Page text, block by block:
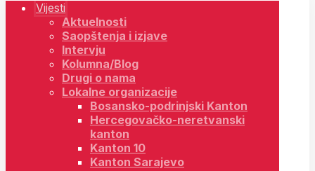
Vijesti
Aktuelnosti
Saopštenja i izjave
Intervju
Kolumna/Blog
Drugi o nama
Lokalne organizacije
Bosansko-podrinjski Kanton
Hercegovačko-neretvanski
kanton
Kanton 10
Kanton Sarajevo